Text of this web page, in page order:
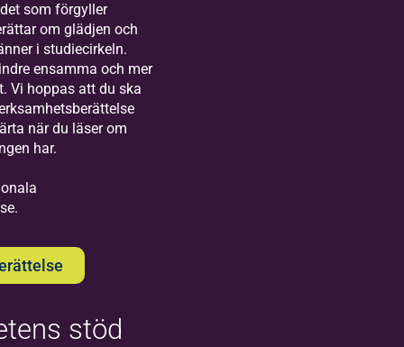
till oss på
Bilda i
Visby!
Södertälje
Välkommen till oss
Södertälje!
som förgyller
om glädjen och
i studiecirkeln.
ensamma och mer
Vi hoppas att du ska
när du läser om
har.
stöd